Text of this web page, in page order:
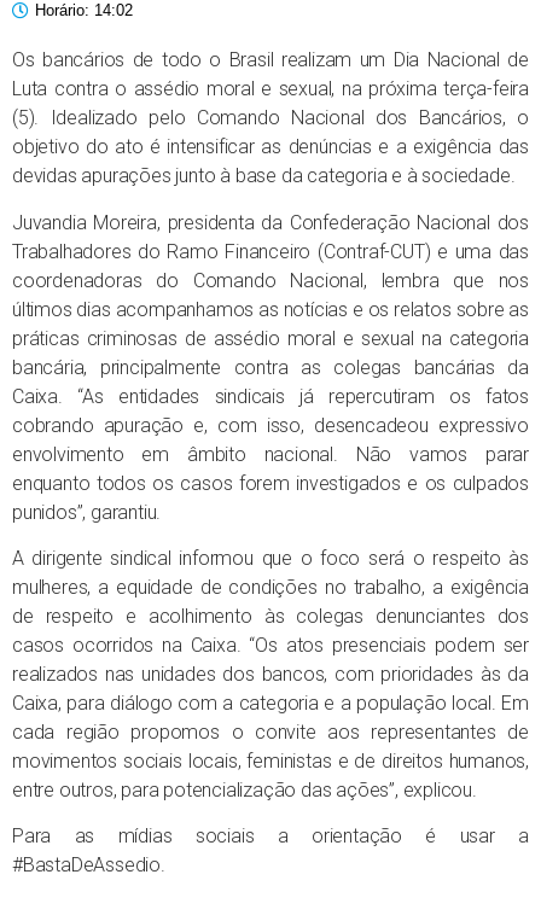
Horário: 14:02
Os bancários de todo o Brasil realizam um Dia Nacional de
Luta contra o assédio moral e sexual, na próxima terça-feira
(5). Idealizado pelo Comando Nacional dos Bancários, o
objetivo do ato é intensificar as denúncias e a exigência das
devidas apurações junto à base da categoria e à sociedade.
Juvandia Moreira, presidenta da Confederação Nacional dos
Trabalhadores do Ramo Financeiro (Contraf-CUT) e uma das
coordenadoras do Comando Nacional, lembra que nos
últimos dias acompanhamos as notícias e os relatos sobre as
práticas criminosas de assédio moral e sexual na categoria
bancária, principalmente contra as colegas bancárias da
Caixa. “As entidades sindicais já repercutiram os fatos
cobrando apuração e, com isso, desencadeou expressivo
envolvimento em âmbito nacional. Não vamos parar
enquanto todos os casos forem investigados e os culpados
punidos”, garantiu.
A dirigente sindical informou que o foco será o respeito às
mulheres, a equidade de condições no trabalho, a exigência
de respeito e acolhimento às colegas denunciantes dos
casos ocorridos na Caixa. “Os atos presenciais podem ser
realizados nas unidades dos bancos, com prioridades às da
Caixa, para diálogo com a categoria e a população local. Em
cada região propomos o convite aos representantes de
movimentos sociais locais, feministas e de direitos humanos,
entre outros, para potencialização das ações”, explicou.
Para as mídias sociais a orientação é usar a
#BastaDeAssedio.